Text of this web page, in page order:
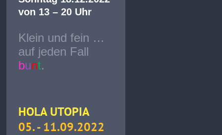
von 13 – 20 Uhr
Klein und fein …
auf jeden Fall
bunt.
HOLA UTOPIA
05. - 11.09.2022